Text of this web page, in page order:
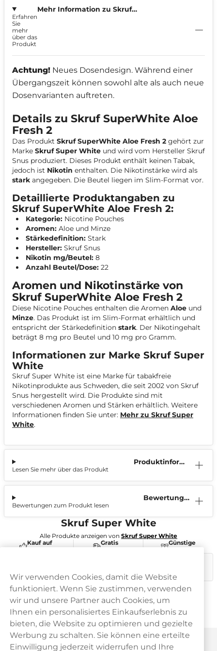
Mehr Information zu Skruf
Erfahren
Sie
mehr
über das
Produkt
Achtung! Neues Dosendesign. Während einer
Übergangszeit können sowohl alte als auch neue
Dosenvarianten auftreten.
Details zu Skruf SuperWhite Aloe
Fresh 2
Das Produkt Skruf SuperWhite Aloe Fresh 2 gehört zur
Marke Skruf Super White und wird vom Hersteller Skruf
Snus produziert. Dieses Produkt enthält keinen Tabak,
jedoch ist Nikotin enthalten. Die Nikotinstärke wird als
stark angegeben. Die Beutel liegen im Slim-Format vor.
Detaillierte Produktangaben zu
Skruf SuperWhite Aloe Fresh 2:
Kategorie: Nicotine Pouches
Aromen: Aloe und Minze
Stärkedefinition: Stark
Hersteller: Skruf Snus
Nikotin mg/Beutel: 8
Anzahl Beutel/Dose: 22
Aromen und Nikotinstärke von
Skruf SuperWhite Aloe Fresh 2
Diese Nicotine Pouches enthalten die Aromen Aloe und
Minze. Das Produkt ist im Slim-Format erhältlich und
entspricht der Stärkedefinition stark. Der Nikotingehalt
beträgt 8 mg pro Beutel und 10 mg pro Gramm.
Informationen zur Marke Skruf Super
White
Skruf Super White ist eine Marke für tabakfreie
Nikotinprodukte aus Schweden, die seit 2002 von Skruf
Snus hergestellt wird. Die Produkte sind mit
verschiedenen Aromen und Stärken erhältlich. Weitere
Informationen finden Sie unter: Mehr zu Skruf Super
White.
Produktinform
Lesen Sie mehr über das Produkt
Bewertunge
Bewertungen zum Produkt lesen
Skruf Super White
Alle Produkte anzeigen von Skruf Super White
Kauf auf
Rechnung
Gratis
Versand
Günstige
Preise
Haypp Österreich
Wir verwenden Cookies, damit die Website
funktioniert. Wenn Sie zustimmen, verwenden
wir und unsere Partner auch Cookies, um
Ihnen ein personalisiertes Einkaufserlebnis zu
bieten, die Website zu optimieren und gezielte
Werbung zu schalten. Sie können eine erteilte
Einwilligung jederzeit widerrufen und Ihre